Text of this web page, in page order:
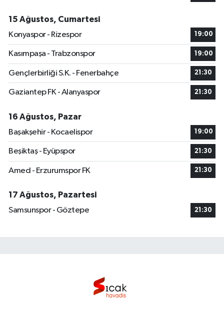
15 Ağustos, Cumartesi
Konyaspor - Rizespor
19:00
Kasımpaşa - Trabzonspor 19:00
Gençlerbirliği S.K. - Fenerbahçe 21:30
Gaziantep FK - Alanyaspor 21:30
16 Ağustos, Pazar
Başakşehir - Kocaelispor
19:00
Beşiktaş - Eyüpspor 21:30
Amed - Erzurumspor FK 21:30
17 Ağustos, Pazartesi
Samsunspor - Göztepe
21:30